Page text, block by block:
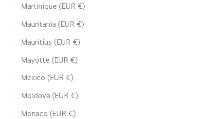
Martinique (EUR €)
Mauritania (EUR €)
Mauritius (EUR €)
Mayotte (EUR €)
Mexico (EUR €)
Moldova (EUR €)
Monaco (EUR €)